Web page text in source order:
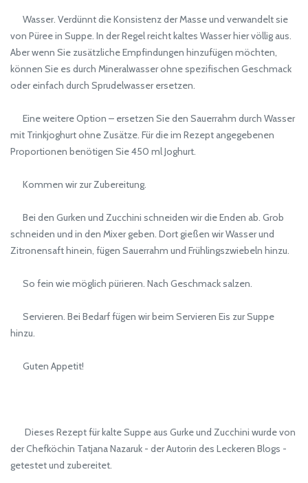
Wasser. Verdünnt die Konsistenz der Masse und verwandelt sie
von Püree in Suppe. In der Regel reicht kaltes Wasser hier völlig aus.
Aber wenn Sie zusätzliche Empfindungen hinzufügen möchten,
können Sie es durch Mineralwasser ohne spezifischen Geschmack
oder einfach durch Sprudelwasser ersetzen.
Eine weitere Option – ersetzen Sie den Sauerrahm durch Wasser
mit Trinkjoghurt ohne Zusätze. Für die im Rezept angegebenen
Proportionen benötigen Sie 450 ml Joghurt.
Kommen wir zur Zubereitung.
Bei den Gurken und Zucchini schneiden wir die Enden ab. Grob
schneiden und in den Mixer geben. Dort gießen wir Wasser und
Zitronensaft hinein, fügen Sauerrahm und Frühlingszwiebeln hinzu.
So fein wie möglich pürieren. Nach Geschmack salzen.
Servieren. Bei Bedarf fügen wir beim Servieren Eis zur Suppe
hinzu.
Guten Appetit!
Dieses Rezept für kalte Suppe aus Gurke und Zucchini wurde von
der Chefköchin Tatjana Nazaruk - der Autorin des Leckeren Blogs -
getestet und zubereitet.